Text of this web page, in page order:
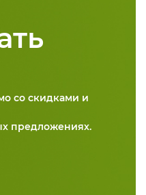
со скидками и
предложениях.